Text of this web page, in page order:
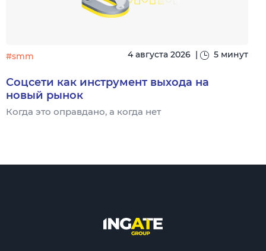
#smm 4 августа 2026 | 5 минут
Соцсети как инструмент выхода на
новый рынок
Когда это оправдано, а когда нет